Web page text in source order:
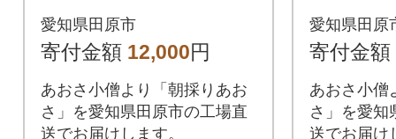
してあおさのりで
す。 (40g×5パック)
愛知県田原市
寄付金額 12,000円
あおさ小僧より「朝採りあお
さ」を愛知県田原市の工場直
送でお届けします。
してあ
す。
愛知県田原
寄付金額
あおさ小僧
さ」を愛知
送でお届け